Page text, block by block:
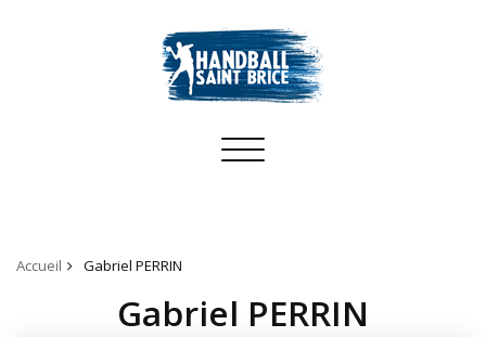
Toggle
Accueil Gabriel PERRIN
Gabriel PERRIN